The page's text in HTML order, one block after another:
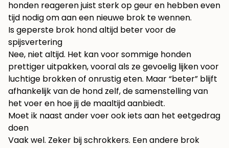
honden reageren juist sterk op geur en hebben even
tijd nodig om aan een nieuwe brok te wennen.
Is geperste brok hond altijd beter voor de
spijsvertering
Nee, niet altijd. Het kan voor sommige honden
prettiger uitpakken, vooral als ze gevoelig lijken voor
luchtige brokken of onrustig eten. Maar “beter” blijft
afhankelijk van de hond zelf, de samenstelling van
het voer en hoe jij de maaltijd aanbiedt.
Moet ik naast ander voer ook iets aan het eetgedrag
doen
Vaak wel. Zeker bij schrokkers. Een andere brok